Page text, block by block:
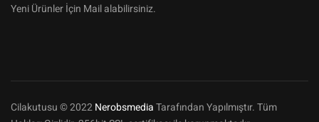
Yeni Ürünler İçin Mail alabilirsiniz.
Cilakutusu © 2022NerobsmediaTarafından Yapılmıştır. Tüm